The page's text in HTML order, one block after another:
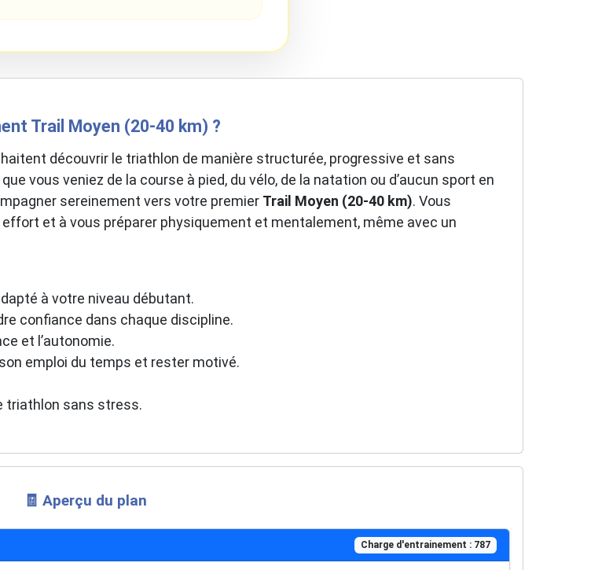
Trail Moyen (20-40 km) ?
découvrir le triathlon de manière structurée, progressive et sans
vous veniez de la course à pied, du vélo, de la natation ou d’aucun sport en
sereinement vers votre premier Trail Moyen (20-40 km). Vous
et à vous préparer physiquement et mentalement, même avec un
à votre niveau débutant.
confiance dans chaque discipline.
et l’autonomie.
emploi du temps et rester motivé.
triathlon sans stress.
🧾 Aperçu du plan
Charge d'entrainement : 787